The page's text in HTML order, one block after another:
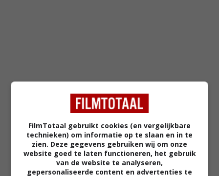
FEATURED
MEEST GELEZEN
FilmTotaal gebruikt cookies (en vergelijkbare
technieken) om informatie op te slaan en in te
zien. Deze gegevens gebruiken wij om onze
website goed te laten functioneren, het gebruik
van de website te analyseren,
gepersonaliseerde content en advertenties te